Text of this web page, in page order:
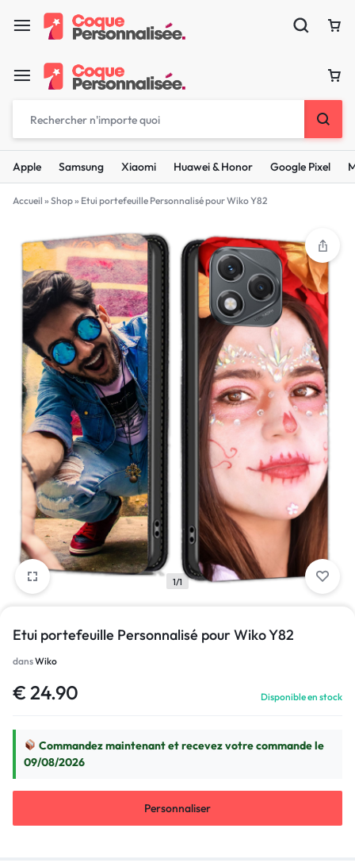
Apple Samsung Xiaomi Huawei & Honor Google Pixel
Accueil » Shop» Etui portefeuille Personnalisé pour Wiko Y82
1/1
Etui portefeuille Personnalisé pour Wiko Y82
dansWiko
€ 24.90 Disponible en stock
Commandez maintenant et recevez votre commande le
09/08/2026
Personnaliser